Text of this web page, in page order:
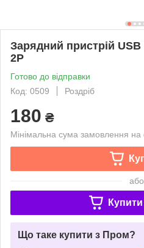
Зарядний пристрій
2P
Готово до відправки
Код: 0509
Роздріб
180 ₴
Мінімальна сума замовлення
або
Купити
Що таке купити з Пром?